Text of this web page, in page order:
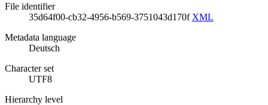
File identifier
35d64f00-cb32-4956-b569-3751043d170f XML
Metadata language
Deutsch
Character set
UTF8
Hierarchy level